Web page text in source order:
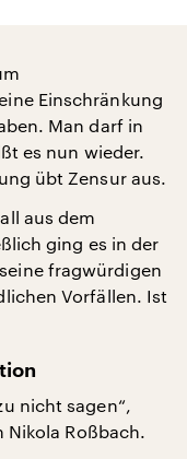
Einschränkung
Man darf in
es nun wieder.
übt Zensur aus.
aus dem
ging es in der
fragwürdigen
Vorfällen. Ist
nicht sagen“,
Roßbach.